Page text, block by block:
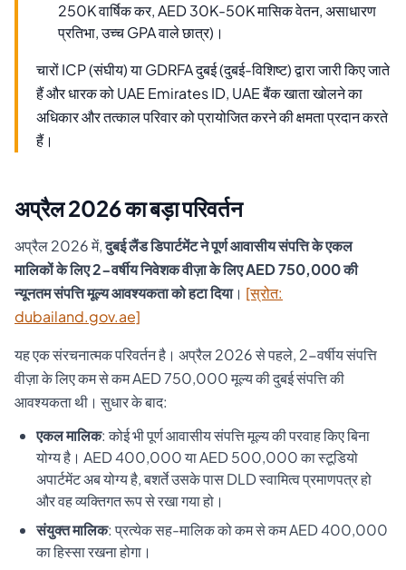
250K वार्षिक कर, AED 30K-50K मासिक वेतन, असाधारण
प्रतिभा, उच्च GPA वाले छात्र)।
चारों ICP (संघीय) या GDRFA दुबई (दुबई-विशिष्ट) द्वारा जारी किए जाते
हैं और धारक को UAE Emirates ID, UAE बैंक खाता खोलने का
अधिकार और तत्काल परिवार को प्रायोजित करने की क्षमता प्रदान करते
हैं।
अप्रैल 2026 का बड़ा परिवर्तन
अप्रैल 2026 में,दुबई लैंड डिपार्टमेंट ने पूर्ण आवासीय संपत्ति के एकल
मालिकों के लिए 2-वर्षीय निवेशक वीज़ा के लिए AED 750,000 की
न्यूनतम संपत्ति मूल्य आवश्यकता को हटा दिया। [स्रोत:
dubailand.gov.ae]
यह एक संरचनात्मक परिवर्तन है। अप्रैल 2026 से पहले, 2-वर्षीय संपत्ति
वीज़ा के लिए कम से कम AED 750,000 मूल्य की दुबई संपत्ति की
आवश्यकता थी। सुधार के बाद:
एकल मालिक: कोई भी पूर्ण आवासीय संपत्ति मूल्य की परवाह किए बिना
योग्य है। AED 400,000 या AED 500,000 का स्टूडियो
अपार्टमेंट अब योग्य है, बशर्ते उसके पास DLD स्वामित्व प्रमाणपत्र हो
और वह व्यक्तिगत रूप से रखा गया हो।
संयुक्त मालिक: प्रत्येक सह-मालिक को कम से कम AED 400,000
का हिस्सा रखना होगा।